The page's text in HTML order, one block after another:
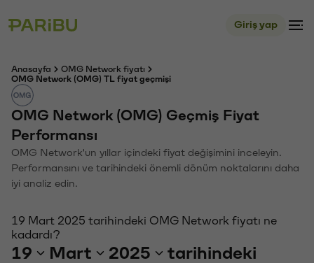
Giriş yap
Anasayfa
OMG Network fiyatı
OMG Network (OMG) TL fiyat geçmişi
OMG Network (OMG) Geçmiş Fiyat
Performansı
OMG Network'un yıllar içindeki fiyat değişimini inceleyin.
Performansını ve tarihindeki önemli dönüm noktalarını daha
iyi analiz edin.
19 Mart 2025 tarihindeki OMG Network fiyatı ne
kadardı?
19 Mart 2025
tarihindeki